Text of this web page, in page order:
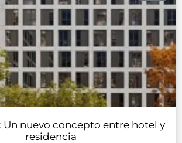
Un nuevo concepto entre hotel y
residencia